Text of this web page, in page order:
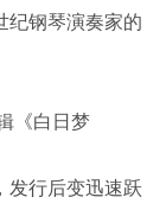
纪钢琴演奏家的
《白日梦
发行后变迅速跃